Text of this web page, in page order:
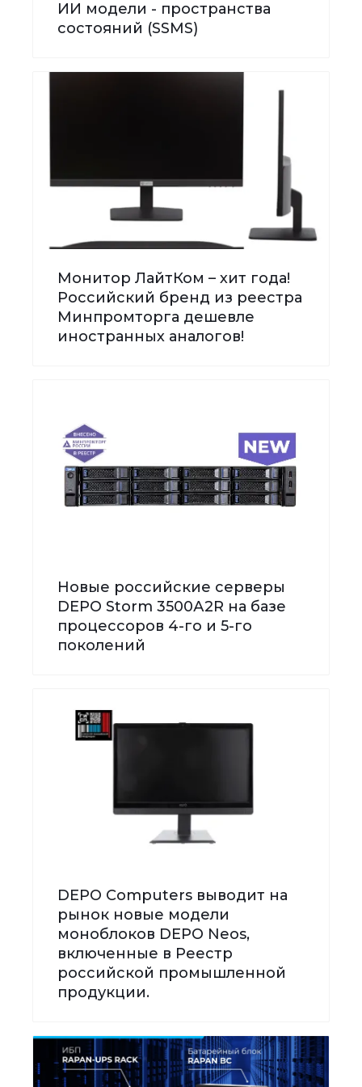
ИИ модели - пространства
состояний (SSMS)
Монитор ЛайтКом – хит года!
Российский бренд из реестра
Минпромторга дешевле
иностранных аналогов!
Новые российские серверы
DEPO Storm 3500А2R на базе
процессоров 4-го и 5-го
поколений
DEPO Computers выводит на
рынок новые модели
моноблоков DEPO Neos,
включенные в Реестр
российской промышленной
продукции.